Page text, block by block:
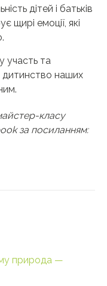
дітей і батьків
щирі емоції, які
участь та
наших
класу
за посиланням:
природа —